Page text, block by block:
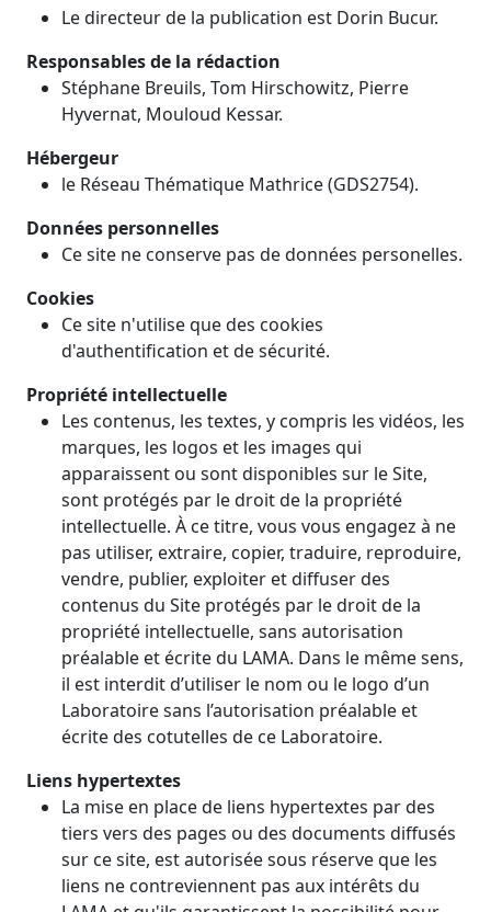
Le directeur de la publication est Dorin Bucur.
Responsables de la rédaction
Stéphane Breuils, Tom Hirschowitz, Pierre
Hyvernat, Mouloud Kessar.
Hébergeur
le Réseau Thématique Mathrice (GDS2754).
Données personnelles
Ce site ne conserve pas de données personelles.
Cookies
Ce site n'utilise que des cookies
d'authentification et de sécurité.
Propriété intellectuelle
Les contenus, les textes, y compris les vidéos, les
marques, les logos et les images qui
apparaissent ou sont disponibles sur le Site,
sont protégés par le droit de la propriété
intellectuelle. À ce titre, vous vous engagez à ne
pas utiliser, extraire, copier, traduire, reproduire,
vendre, publier, exploiter et diffuser des
contenus du Site protégés par le droit de la
propriété intellectuelle, sans autorisation
préalable et écrite du LAMA. Dans le même sens,
il est interdit d’utiliser le nom ou le logo d’un
Laboratoire sans l’autorisation préalable et
écrite des cotutelles de ce Laboratoire.
Liens hypertextes
La mise en place de liens hypertextes par des
tiers vers des pages ou des documents diffusés
sur ce site, est autorisée sous réserve que les
liens ne contreviennent pas aux intérêts du